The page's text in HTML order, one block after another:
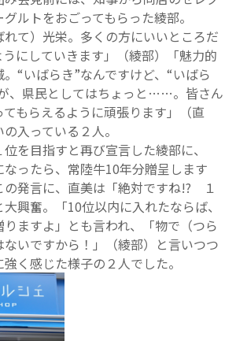
ルトをおごってもらった綾部。
れて）光栄。多くの方にいいところだ
にしていきます」（綾部）「魅力的
“いばらき”なんですけど、“いばら
、県民としてはちょっと……。皆さん
もらえるように頑張ります」（直
入っている２人。
を目指すと再び宣言した綾部に、
なったら、常陸牛10年分贈呈します
の発言に、直美は「絶対ですね!? １
興奮。「10位以内に入れたならば、
ますよ」とも言われ、「物で（つら
いですから！」（綾部）と言いつつ
く感じた様子の２人でした。